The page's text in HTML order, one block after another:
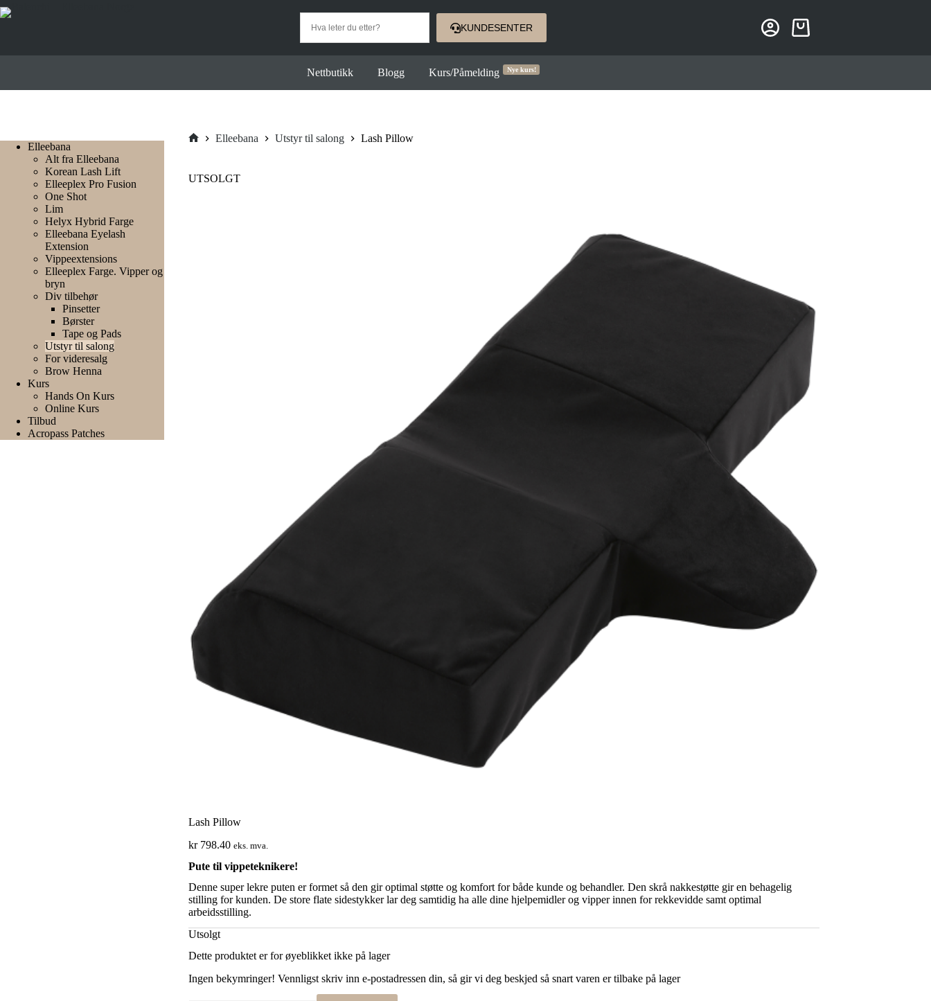
Hopp
til
KUNDESENTER Handlekurv
Nettbutikk Blogg Kurs/Påmelding Nye kurs!
Elleebana Utstyr til salong Lash Pillow
UTSOLGT
Lash Pillow
kr798.40 eks. mva.
Pute til vippeteknikere!
Denne super lekre puten er formet så den gir optimal støtte og komfort for både kunde og behandler. Den skrå nakkestøtte gir en behagelig
stilling for kunden. De store flate sidestykker lar deg samtidig ha alle dine hjelpemidler og vipper innen for rekkevidde samt optimal
arbeidsstilling.
Utsolgt
Dette produktet er for øyeblikket ikke på lager
Ingen bekymringer! Vennligst skriv inn e-postadressen din, så gir vi deg beskjed så snart varen er tilbake på lager
Elleebana
Alt fra Elleebana
Korean Lash Lift
Elleeplex Pro Fusion
One Shot
Lim
Helyx Hybrid Farge
Elleebana Eyelash
Extension
Vippeextensions
Elleeplex Farge. Vipper og
bryn
Div tilbehør
Pinsetter
Børster
Tape og Pads
Utstyr til salong
For videresalg
Brow Henna
Kurs
Hands On Kurs
Online Kurs
Tilbud
Acropass Patches